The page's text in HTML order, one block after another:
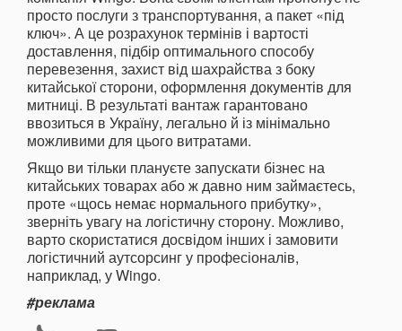
просто послуги з транспортування, а пакет «під
ключ». А це розрахунок термінів і вартості
доставлення, підбір оптимального способу
перевезення, захист від шахрайства з боку
китайської сторони, оформлення документів для
митниці. В результаті вантаж гарантовано
ввозиться в Україну, легально й із мінімально
можливими для цього витратами.
Якщо ви тільки плануєте запускати бізнес на
китайських товарах або ж давно ним займаєтесь,
проте «щось немає нормального прибутку»,
зверніть увагу на логістичну сторону. Можливо,
варто скористатися досвідом інших і замовити
логістичний аутсорсинг у професіоналів,
наприклад, у Wingo.
#реклама